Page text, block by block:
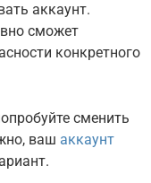
аккаунт.
сможет
конкретного
сменить
ваш аккаунт